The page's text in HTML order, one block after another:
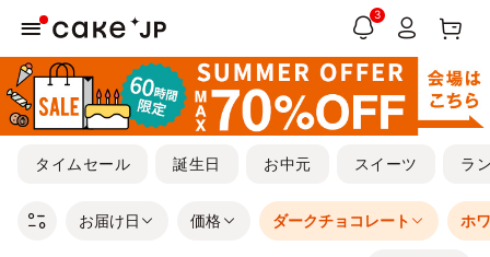
3
タイムセール 誕生日 お中元 スイーツ ラ
お届け日 価格 ダークチョコレート ホ